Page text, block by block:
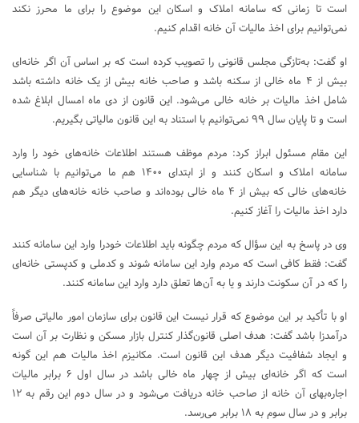
است تا زمانی که سامانه املاک و اسکان این موضوع را برای ما محرز نکند
نمی‌توانیم برای اخذ مالیات آن خانه اقدام کنیم.
او گفت: به‌تازگی مجلس قانونی را تصویب کرده است که بر اساس آن اگر خانه‌ای
بیش از ۴ ماه خالی از سکنه باشد و صاحب خانه بیش از یک خانه داشته باشد
شامل اخذ مالیات بر خانه خالی می‌شود. این قانون از دی ماه امسال ابلاغ شده
است و تا پایان سال ۹۹ نمی‌توانیم با استناد به این قانون مالیاتی بگیریم.
این مقام مسئول ابراز کرد: مردم موظف هستند اطلاعات خانه‌های خود را وارد
سامانه املاک و اسکان کنند و از ابتدای ۱۴۰۰ هم ما می‌توانیم با شناسایی
خانه‌های خالی که بیش از ۴ ماه خالی بوده‌اند و صاحب خانه خانه‌های دیگر هم
دارد اخذ مالیات را آغاز کنیم.
وی در پاسخ به این سؤال که مردم چگونه باید اطلاعات خودرا وارد این سامانه کنند
گفت: فقط کافی است که مردم وارد این سامانه شوند و کدملی و کدپستی خانه‌ای
را که در آن سکونت دارند و یا به آن‌ها تعلق دارد وارد این سامانه کنند.
او با تأکید بر این موضوع که قرار نیست این قانون برای سازمان امور مالیاتی صرفاً
درآمدزا باشد گفت: هدف اصلی قانون‌گذار کنترل بازار مسکن و نظارت بر آن است
و ایجاد شفافیت دیگر هدف این قانون است. مکانیزم اخذ مالیات هم این گونه
است که اگر خانه‌ای بیش از چهار ماه خالی باشد در سال اول ۶ برابر مالیات
اجاره‌بهای آن خانه از صاحب خانه دریافت می‌شود و در سال دوم این رقم به ۱۲
برابر و در سال سوم به ۱۸ برابر می‌رسد.